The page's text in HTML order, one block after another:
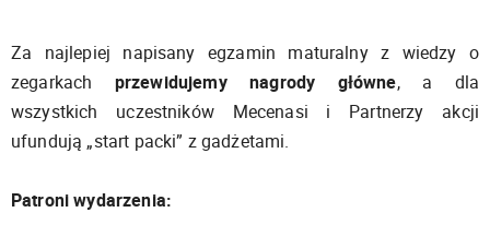
Za najlepiej napisany egzamin maturalny z wiedzy o
zegarkach przewidujemy nagrody główne, a dla
wszystkich uczestników Mecenasi i Partnerzy akcji
ufundują „start packi” z gadżetami.
Patroni wydarzenia: